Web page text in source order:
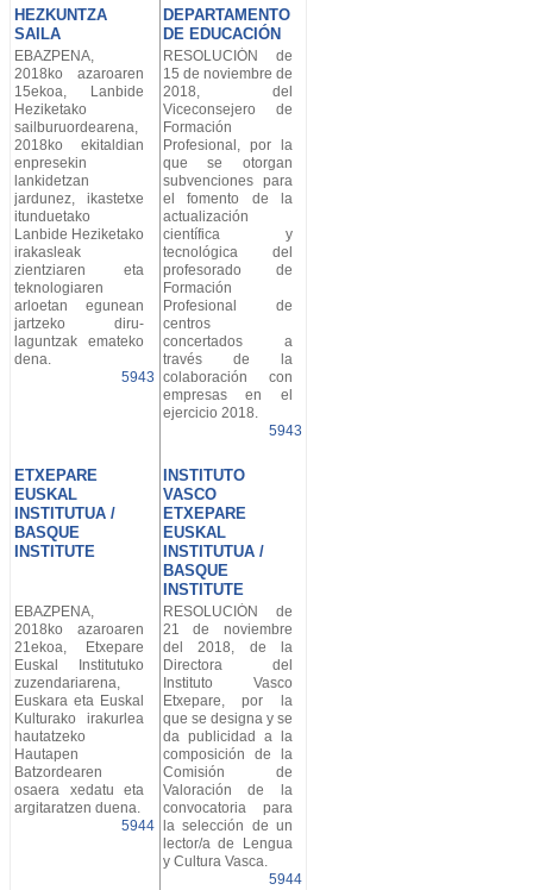
HEZKUNTZA
SAILA
DEPARTAMENTO
DE EDUCACIÓN
EBAZPENA,
2018ko azaroaren
15ekoa, Lanbide
Heziketako
sailburuordearena,
2018ko ekitaldian
enpresekin
lankidetzan
jardunez, ikastetxe
itunduetako
Lanbide Heziketako
irakasleak
zientziaren eta
teknologiaren
arloetan egunean
jartzeko diru-
laguntzak emateko
dena.
5943
RESOLUCIÓN de
15 de noviembre de
2018, del
Viceconsejero de
Formación
Profesional, por la
que se otorgan
subvenciones para
el fomento de la
actualización
científica y
tecnológica del
profesorado de
Formación
Profesional de
centros
concertados a
través de la
colaboración con
empresas en el
ejercicio 2018.
5943
ETXEPARE
EUSKAL
INSTITUTUA /
BASQUE
INSTITUTE
INSTITUTO
VASCO
ETXEPARE
EUSKAL
INSTITUTUA /
BASQUE
INSTITUTE
EBAZPENA,
2018ko azaroaren
21ekoa, Etxepare
Euskal Institutuko
zuzendariarena,
Euskara eta Euskal
Kulturako irakurlea
hautatzeko
Hautapen
Batzordearen
osaera xedatu eta
argitaratzen duena.
5944
RESOLUCIÓN de
21 de noviembre
del 2018, de la
Directora del
Instituto Vasco
Etxepare, por la
que se designa y se
da publicidad a la
composición de la
Comisión de
Valoración de la
convocatoria para
la selección de un
lector/a de Lengua
y Cultura Vasca.
5944